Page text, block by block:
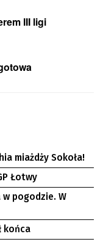
III ligi
miażdży Sokoła!
Łotwy
pogodzie. W
końca